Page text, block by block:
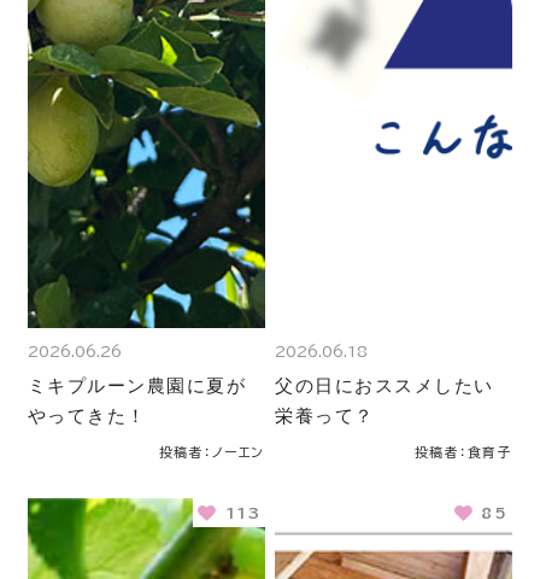
2026.06.26
ミキプルーン農園に夏が
やってきた！
投稿者：ノーエン
2026.06.18
父の日におススメしたい
栄養って？
投稿者：食育子
113 85